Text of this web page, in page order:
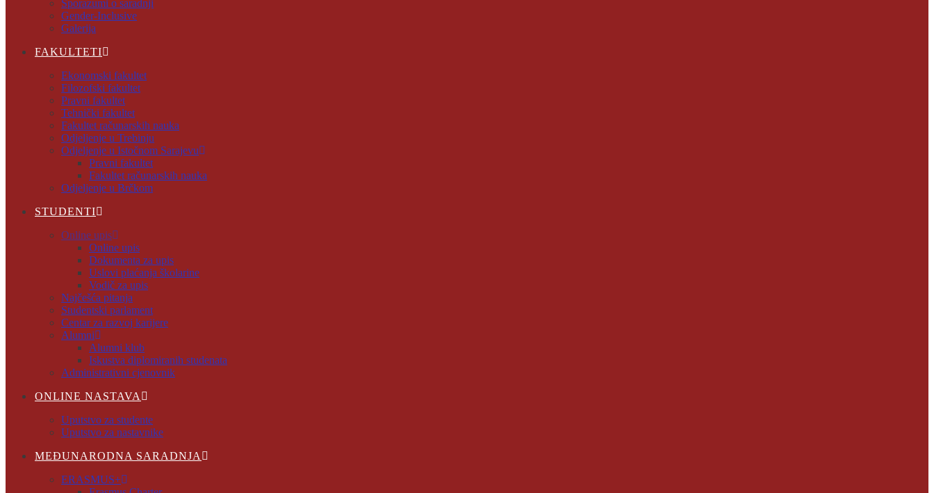
Sporazumi o saradnji
Gender-Inclusive
Galerija
FAKULTETI
Ekonomski fakultet
Filozofski fakultet
Pravni fakultet
Tehnički fakultet
Fakultet računarskih nauka
Odjeljenje u Trebinju
Odjeljenje u Istočnom Sarajevu
Pravni fakultet
Fakultet računarskih nauka
Odjeljenje u Brčkom
STUDENTI
Online upis
Online upis
Dokumenta za upis
Uslovi plaćanja školarine
Vodič za upis
Najčešća pitanja
Studentski parlament
Centar za razvoj karijere
Alumni
Alumni klub
Iskustva diplomiranih studenata
Administrativni cjenovnik
ONLINE NASTAVA
Uputstvo za studente
Uputstvo za nastavnike
MEĐUNARODNA SARADNJA
ERASMUS+